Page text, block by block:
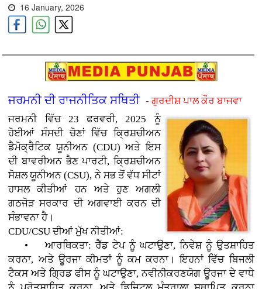
16 January, 2026
ਜਰਮਨੀ ਦੀ ਰਾਜਨੀਤਿਕ ਸਥਿਤੀ- ਗੁਰਦੀਸ਼ ਪਾਲ ਕੌਰ ਬਾਜਵਾ
ਜਰਮਨੀ ਵਿੱਚ 23 ਫਰਵਰੀ, 2025 ਨੂੰ
ਹੋਈਆਂ ਸੰਸਦੀ ਚੋਣਾਂ ਵਿੱਚ ਕ੍ਰਿਸ਼ਚੀਅਨ
ਡੈਮੋਕ੍ਰੈਟਿਕ ਯੂਨੀਅਨ (CDU) ਅਤੇ ਇਸ
ਦੀ ਬਾਵਰੀਅਨ ਭੈਣ ਪਾਰਟੀ, ਕ੍ਰਿਸ਼ਚੀਅਨ
ਸੋਸ਼ਲ ਯੂਨੀਅਨ (CSU), ਨੇ ਸਭ ਤੋਂ ਵੱਧ ਸੀਟਾਂ
ਹਾਸਲ ਕੀਤੀਆਂ ਹਨ ਅਤੇ ਹੁਣ ਅਗਲੀ
ਗਠਜੋੜ ਸਰਕਾਰ ਦੀ ਅਗਵਾਈ ਕਰਨ ਦੀ
ਸੰਭਾਵਨਾ ਹੈ।
CDU/CSU ਦੀਆਂ ਮੁੱਖ ਨੀਤੀਆਂ:
• ਆਰਥਿਕਤਾ: ਰੈੱਡ ਟੇਪ ਨੂੰ ਘਟਾਉਣਾ, ਨਿਵੇਸ਼ ਨੂੰ ਉਤਸ਼ਾਹਿਤ
ਕਰਨਾ, ਅਤੇ ਊਰਜਾ ਕੀਮਤਾਂ ਨੂੰ ਕਮ ਕਰਨਾ। ਇਹਨਾਂ ਵਿੱਚ ਬਿਜਲੀ
ਟੈਕਸ ਅਤੇ ਗ੍ਰਿਡ ਫੀਸ ਨੂੰ ਘਟਾਉਣਾ, ਨਵੀਨੀਕਰਣਯੋਗ ਊਰਜਾ ਦੇ ਵਾਧੇ